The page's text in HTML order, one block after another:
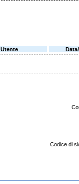
Utente
Codice di